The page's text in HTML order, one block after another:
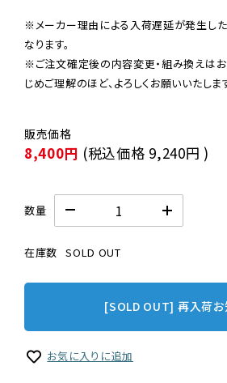
※メーカー理由による入荷遅延が発生し
なります。
※ご注文確定後の内容変更・組み換えはお
じめご理解のほど、よろしくお願いいたしま
8,400円 (税込価格 9,240円 )
数量
在庫数 SOLD OUT
[SOLD OUT] 再入荷お
お気に入りに追加